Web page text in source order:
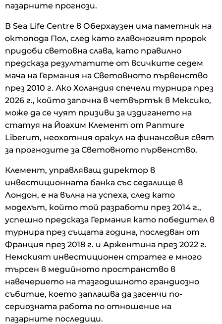
пазарните прогнози.
В Sea Life Centre в Оберхаузен има паметник на
октопода Пол, след като главоногият пророк
придоби световна слава, като правилно
предсказа резултатите от всичките седем
мача на Германия на Световното първенство
през 2010 г. Ако Холандия спечели турнира през
2026 г., който започна в четвъртък в Мексико,
може да се чуят призиви за издигането на
статуя на Йоахим Клемент от Panmure
Liberum, неохотния оракул на финансовия свят
за прогнозите за Световното първенство.
Клемент, управляващ директор в
инвестиционната банка със седалище в
Лондон, е на вълна на успеха, след като
моделът, който той разработи през 2014 г.,
успешно предсказа Германия като победител в
турнира през същата година, последван от
Франция през 2018 г. и Аржентина през 2022 г.
Немският инвестиционен стратег е много
търсен в медийното пространство в
навечерието на тазгодишното грандиозно
събитие, което заплашва да засенчи по-
сериозната работа по отношение на
пазарните последици.